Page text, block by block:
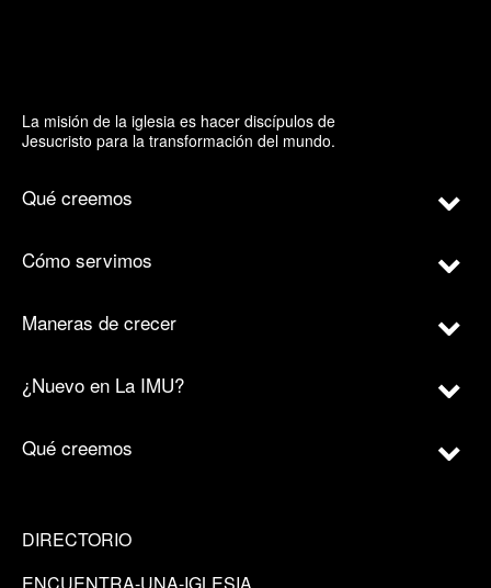
La misión de la iglesia es hacer discípulos de
Jesucristo para la transformación del mundo.
Qué creemos
Cómo servimos
Maneras de crecer
¿Nuevo en La IMU?
Qué creemos
DIRECTORIO
ENCUENTRA-UNA-IGLESIA